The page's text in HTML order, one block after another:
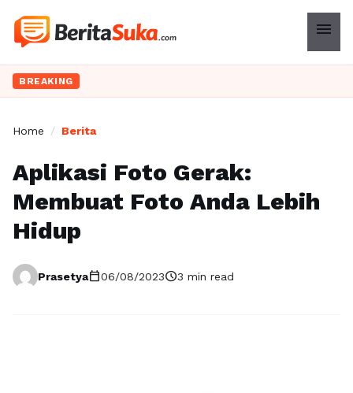
menu
BREAKING
Home / Berita
Aplikasi Foto Gerak:
Membuat Foto Anda Lebih
Hidup
Prasetyacalendar_today06/08/2023schedule3 min read